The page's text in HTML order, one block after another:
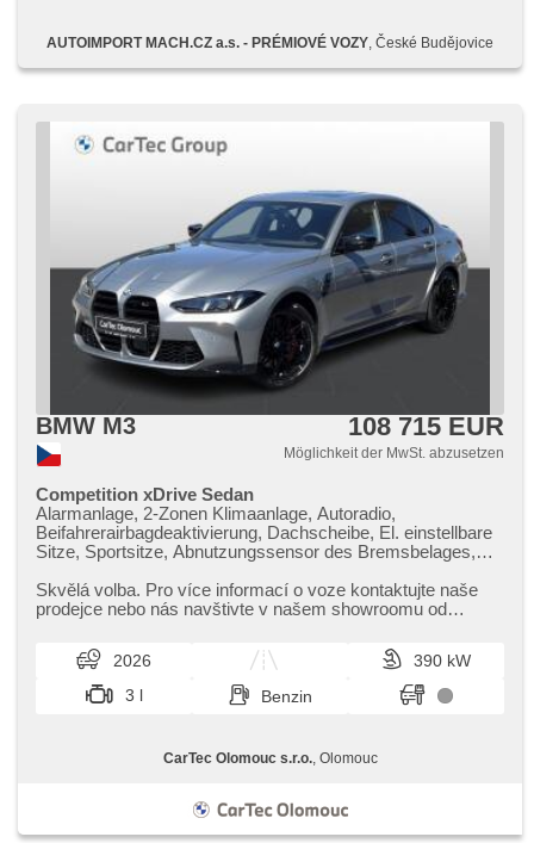
Funkfernbedienung, head-up display, hlasové ovládání
palubního počítače, Adaptive Geschwindigkeitsregelung,
AUTOIMPORT MACH.CZ a.s. - PRÉMIOVÉ VOZY , České Budějovice
BMW M3 108 715 EUR
Möglichkeit der MwSt. abzusetzen
Competition xDrive Sedan
Alarmanlage, 2-Zonen Klimaanlage, Autoradio,
Beifahrerairbagdeaktivierung, Dachscheibe, El. einstellbare
Sitze, Sportsitze, Abnutzungssensor des Bremsbelages,
skla, bezklíčové odemykání, bezklíčové startování,
odvětrávaná sedadla, beheizte Sitze, Fahrgestell
Skvělá volba. Pro více informací o voze kontaktujte naše
prodejce nebo nás navštivte v našem showroomu od
2026
390 kW
3 l
Benzin
CarTec Olomouc s.r.o., Olomouc